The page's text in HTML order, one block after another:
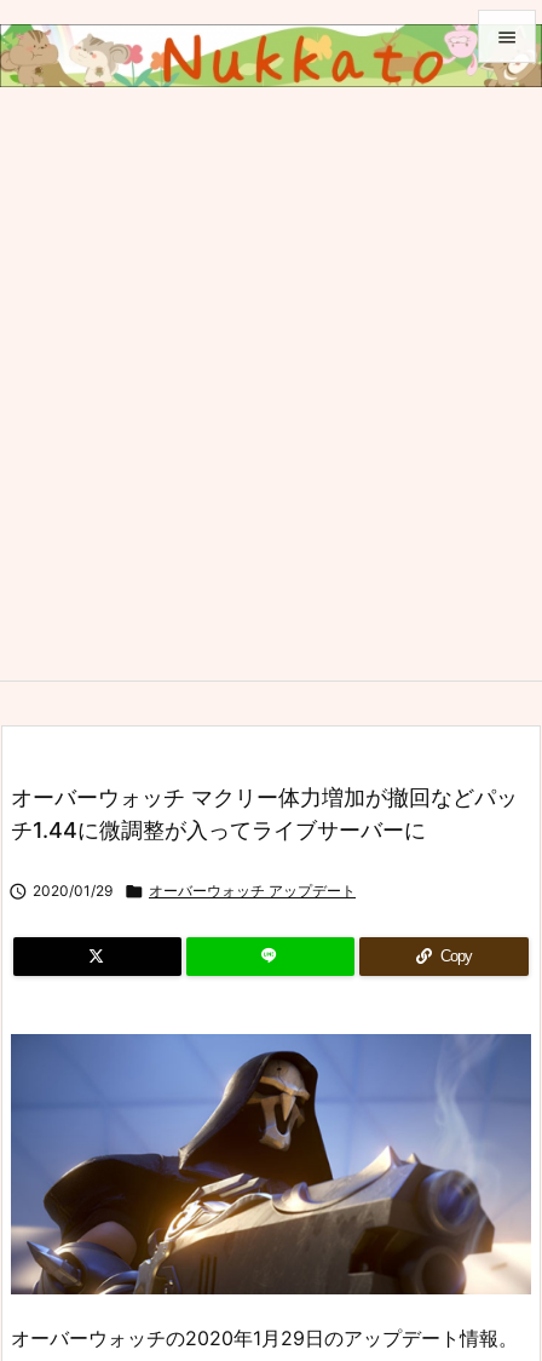


オーバーウォッチ マクリー体力増加が撤回などパッ
チ1.44に微調整が入ってライブサーバーに
 2020/01/29  オーバーウォッチ アップデート
Copy
オーバーウォッチの2020年1月29日のアップデート情報。